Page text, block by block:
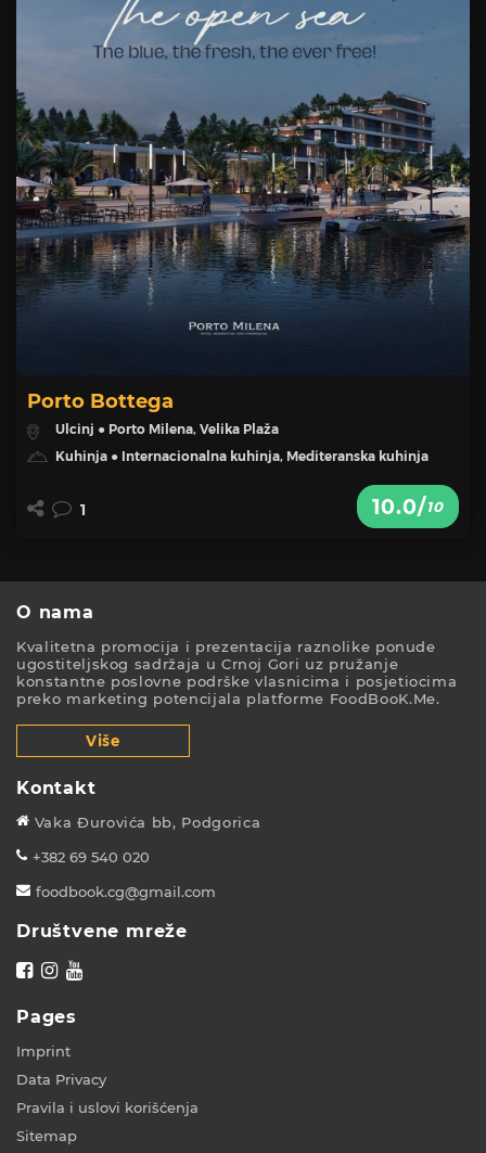
Porto Bottega
Ulcinj ● Porto Milena, Velika Plaža
Kuhinja ● Internacionalna kuhinja, Mediteranska kuhinja
10.0/10
1
O nama
Kvalitetna promocija i prezentacija raznolike ponude
ugostiteljskog sadržaja u Crnoj Gori uz pružanje
konstantne poslovne podrške vlasnicima i posjetiocima
preko marketing potencijala platforme FoodBooK.Me.
Više
Kontakt
Vaka Đurovića bb, Podgorica
+382 69 540 020
foodbook.cg@gmail.com
Društvene mreže
Pages
Imprint
Data Privacy
Pravila i uslovi korišćenja
Sitemap